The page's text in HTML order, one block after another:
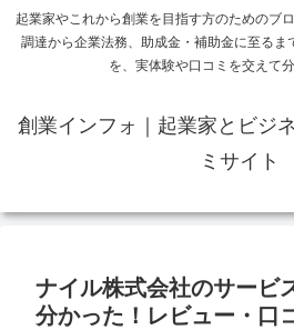
起業家やこれから創業を目指す方のためのブ
調達から企業法務、助成金・補助金に至るま
を、実体験や口コミを交えて
創業インフォ｜起業家とビジ
ミサイト
ナイル株式会社のサービ
分かった！レビュー・口